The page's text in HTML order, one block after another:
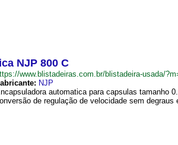
NJP 800 C
www.blistadeiras.com.br/blistadeira-usada/
NJP
automatica para capsulas tamanho
de regulação de velocidade sem degraus